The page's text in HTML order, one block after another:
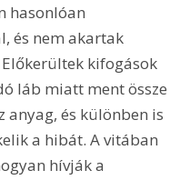
hasonlóan
és nem akartak
kifogások
láb miatt ment össze
anyag, és különben is
a hibát. A vitában
hívják a